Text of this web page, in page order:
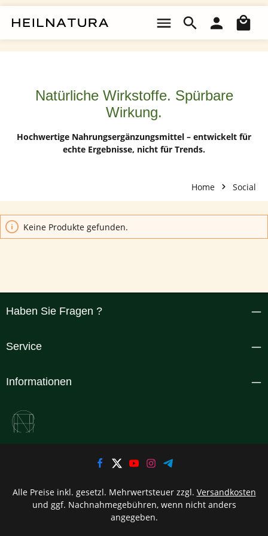
Natürliche Wirkstoffe. Spürbare
Wirkung.
Hochwertige Nahrungsergänzungsmittel – entwickelt für
echte Ergebnisse, nicht für Trends.
Home Social
Keine Produkte gefunden.
Haben Sie Fragen ?
Service
Informationen
Alle Preise inkl. gesetzl. Mehrwertsteuer zzgl. Versandkosten
und ggf. Nachnahmegebühren, wenn nicht anders
angegeben.